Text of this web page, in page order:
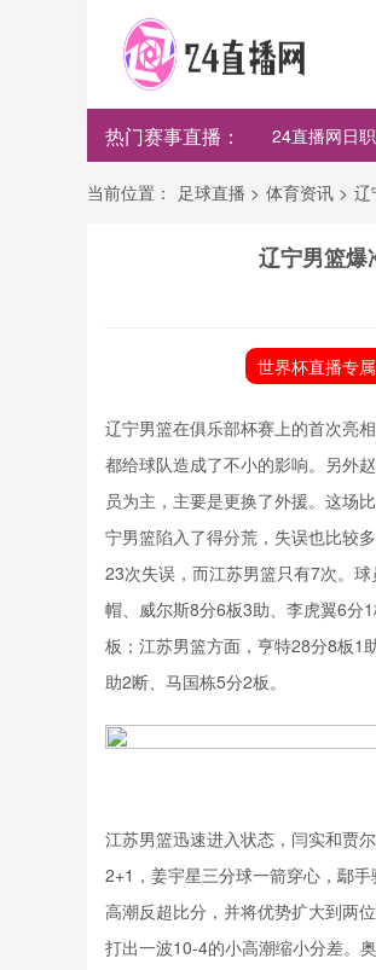
热门赛事直播： 24直播网日
24直播网世
当前位置： 足球直播 > 体育资讯 > 辽
辽宁男篮爆
世界杯直播专
辽宁男篮在俱乐部杯赛上的首次亮
都给球队造成了不小的影响。另外
员为主，主要是更换了外援。这场
宁男篮陷入了得分荒，失误也比较
23次失误，而江苏男篮只有7次。
帽、威尔斯8分6板3助、李虎翼6分
板；江苏男篮方面，亨特28分8板1
助2断、马国栋5分2板。
江苏男篮迅速进入状态，闫实和贾
2+1，姜宇星三分球一箭穿心，鄢
高潮反超比分，并将优势扩大到两
打出一波10-4的小高潮缩小分差。